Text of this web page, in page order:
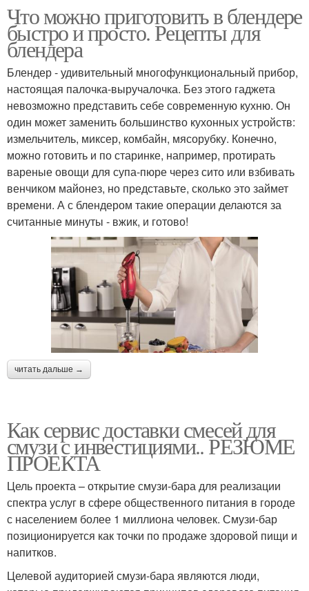
Что можно приготовить в блендере
быстро и просто. Рецепты для
блендера
Блендер - удивительный многофункциональный прибор,
настоящая палочка-выручалочка. Без этого гаджета
невозможно представить себе современную кухню. Он
один может заменить большинство кухонных устройств:
измельчитель, миксер, комбайн, мясорубку. Конечно,
можно готовить и по старинке, например, протирать
вареные овощи для супа-пюре через сито или взбивать
венчиком майонез, но представьте, сколько это займет
времени. А с блендером такие операции делаются за
считанные минуты - вжик, и готово!
читать дальше →
Как сервис доставки смесей для
смузи с инвестициями.. РЕЗЮМЕ
ПРОЕКТА
Цель проекта – открытие смузи-бара для реализации
спектра услуг в сфере общественного питания в городе
с населением более 1 миллиона человек. Смузи-бар
позиционируется как точки по продаже здоровой пищи и
напитков.
Целевой аудиторией смузи-бара являются люди,